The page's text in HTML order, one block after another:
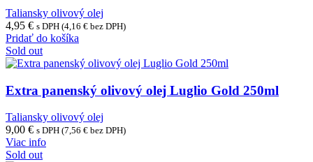
Taliansky olivový olej
4,95 € s DPH (4,16 € bez DPH)
Pridať do košíka
Sold out
Extra panenský olivový olej Luglio Gold 250ml
Taliansky olivový olej
9,00 € s DPH (7,56 € bez DPH)
Viac info
Sold out